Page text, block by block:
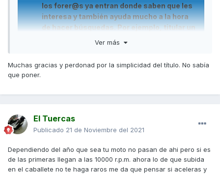
los forer@s ya entran donde saben que les
interesa y también ayuda mucho a la hora
de hacer búsquedas. Por ejemplo, titular un
mensaje "Una duda", "Algo falla",
tiende a hacer perder el tiempo a los
mismo fusible", etc... , largos y
Editado el titulo, para mayor concreción.
Ver más
Muchas gracias y perdonad por la simplicidad del título. No sabía
que poner.
El Tuercas
Publicado 21 de Noviembre del 2021
Dependiendo del año que sea tu moto no pasan de ahi pero si es
de las primeras llegan a las 10000 r.p.m. ahora lo de que subida
en el caballete no te haga raros me da que pensar si aceleras y